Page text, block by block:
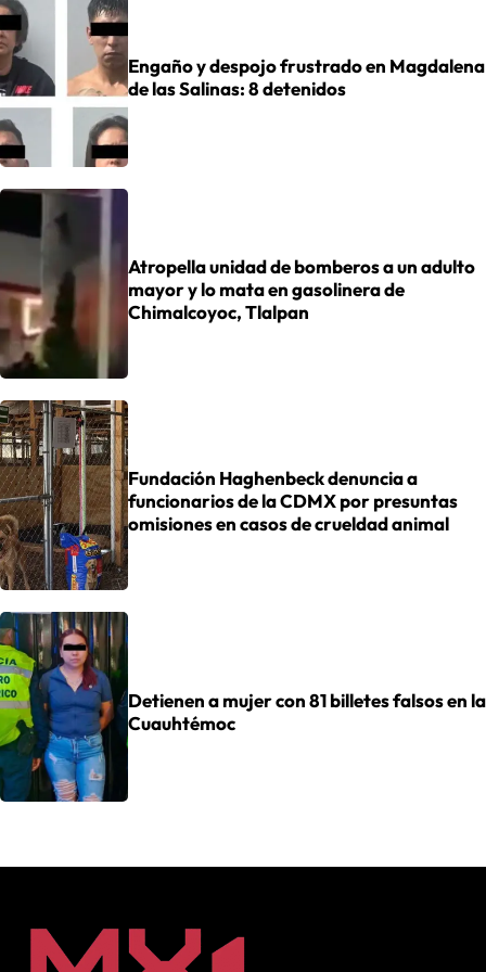
Engaño y despojo frustrado en Magdalena
de las Salinas: 8 detenidos
Atropella unidad de bomberos a un adulto
mayor y lo mata en gasolinera de
Chimalcoyoc, Tlalpan
Fundación Haghenbeck denuncia a
funcionarios de la CDMX por presuntas
omisiones en casos de crueldad animal
Detienen a mujer con 81 billetes falsos en la
Cuauhtémoc